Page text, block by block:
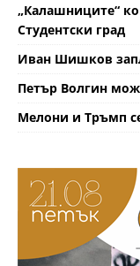
„Калашниците“
Студентски град
Иван Шишков
Петър Волгин
Мелони и Тръмп